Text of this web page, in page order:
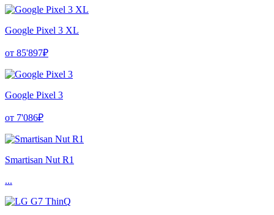
Google Pixel 3 XL
от 85'897₽
Google Pixel 3
от 7'086₽
Smartisan Nut R1
...